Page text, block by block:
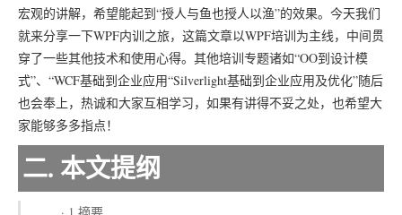
宏观的讲解，希望能起到“授人与鱼也授人以渔”的效果。今天我们
就来分享一下WPF内训之旅，这篇文章以WPF培训为主线，中间贯
穿了一些其他技术和使用心得。其他培训专题诸如“OO到设计模
式”、“WCF基础到企业应用“Silverlight基础到企业应用及优化”随后
也会奉上，热诚和大家互相学习，如果有讲得不妥之处，也希望大
家能够多多指点！
二. 本文提纲